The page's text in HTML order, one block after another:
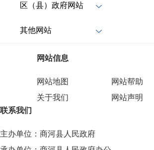
区（县）政府网站
其他网站
网站信息
网站地图
网站帮助
关于我们
网站声明
联系我们
主办单位：商河县人民政府